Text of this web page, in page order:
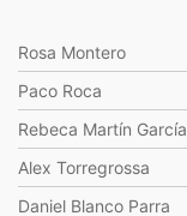
Rosa Montero
Paco Roca
Rebeca Martín García
Alex Torregrossa
Daniel Blanco Parra